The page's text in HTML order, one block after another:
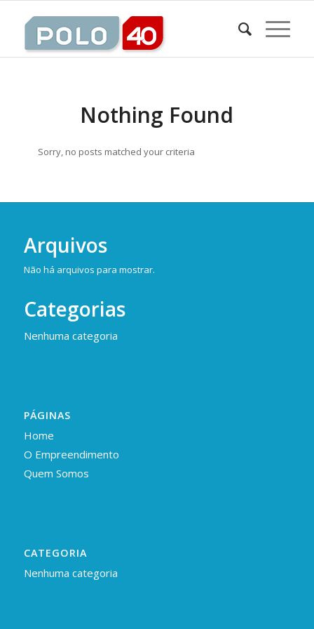
Nothing Found
Sorry, no posts matched your criteria
Arquivos
Não há arquivos para mostrar.
Categorias
Nenhuma categoria
PÁGINAS
Home
O Empreendimento
Quem Somos
CATEGORIA
Nenhuma categoria